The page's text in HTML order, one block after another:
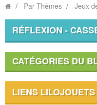
Par Thèmes Jeux
RÉFLEXION -
CATÉGORIES DU
LIENS LILOJOUETS